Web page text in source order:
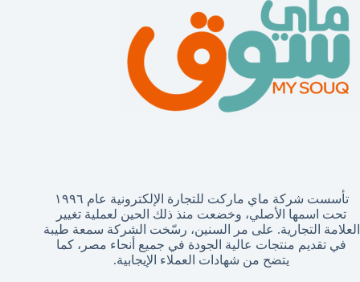
تأسست شركة ماي ماركت للتجارة الإلكترونية عام ١٩٩٦
تحت اسمها الأصلي، وخضعت منذ ذلك الحين لعملية تغيير
العلامة التجارية. على مر السنين، رسّخت الشركة سمعة طيبة
في تقديم منتجات عالية الجودة في جميع أنحاء مصر، كما
يتضح من شهادات العملاء الإيجابية.